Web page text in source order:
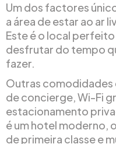
Um dos factores
a área de estar ao ar
Este é o local
desfrutar do tempo
fazer.
Outras comodidades
de concierge, Wi-Fi
estacionamento
é um hotel moderno,
de primeira classe e